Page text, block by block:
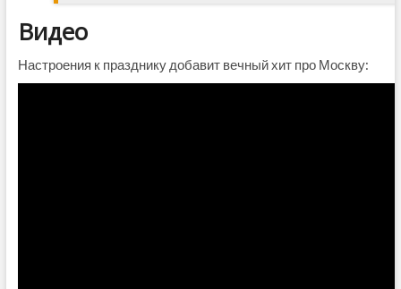
Видео
Настроения к празднику добавит вечный хит про Москву: